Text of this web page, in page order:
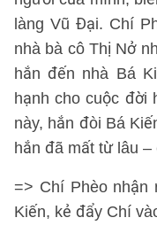
làng Vũ Đại. Chí
nhà bà cô Thị Nở
hắn đến nhà Bá
hạnh cho cuộc đời
này, hắn đòi Bá
hắn đã mất từ lâu
=> Chí Phèo nhận
Kiến, kẻ đẩy Chí